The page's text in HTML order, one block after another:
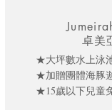
卓美
★大坪數水上泳
★加贈團體海豚
★15歲以下兒童